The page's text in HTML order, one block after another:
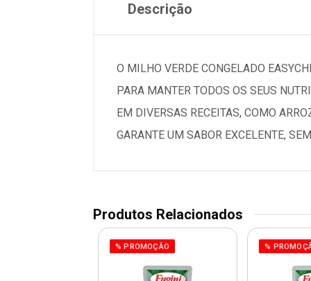
Descrição
O MILHO VERDE CONGELADO
PARA MANTER TODOS OS SEUS
EM DIVERSAS RECEITAS, COMO
GARANTE UM SABOR EXCELENTE,
Produtos Relacionados
% PROMOÇÃO %